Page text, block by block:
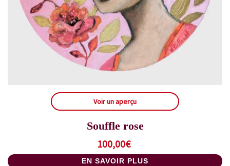
Voir un aperçu
Souffle rose
100,00€
EN SAVOIR PLUS